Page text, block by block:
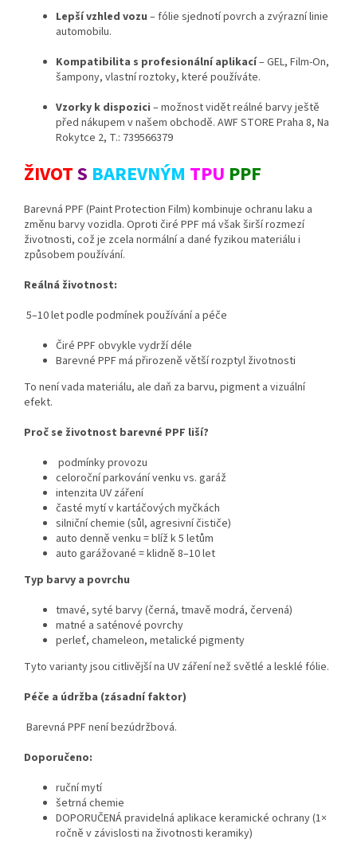
Lepší vzhled vozu – fólie sjednotí povrch a zvýrazní linie
automobilu.
Kompatibilita s profesionální aplikací– GEL, Film-On,
šampony, vlastní roztoky, které používáte.
Vzorky k dispozici – možnost vidět reálné barvy ještě
před nákupem v našem obchodě. AWF STORE Praha 8, Na
Rokytce 2, T.: 739566379
ŽIVOTS BAREVNÝM TPU PPF
Barevná PPF (Paint Protection Film) kombinuje ochranu laku a
změnu barvy vozidla. Oproti čiré PPF má však širší rozmezí
životnosti, což je zcela normální a dané fyzikou materiálu i
způsobem používání.
Reálná životnost:
5–10 let podle podmínek používání a péče
Čiré PPF obvykle vydrží déle
Barevné PPF má přirozeně větší rozptyl životnosti
To není vada materiálu, ale daň za barvu, pigment a vizuální
efekt.
Proč se životnost barevné PPF liší?
podmínky provozu
celoroční parkování venku vs. garáž
intenzita UV záření
časté mytí v kartáčových myčkách
silniční chemie (sůl, agresivní čističe)
auto denně venku = blíž k 5 letům
auto garážované = klidně 8–10 let
Typ barvy a povrchu
tmavé, syté barvy (černá, tmavě modrá, červená)
matné a saténové povrchy
perleť, chameleon, metalické pigmenty
Tyto varianty jsou citlivější na UV záření než světlé a lesklé fólie.
Péče a údržba (zásadní faktor)
Barevná PPF není bezúdržbová.
Doporučeno:
ruční mytí
šetrná chemie
DOPORUČENÁ pravidelná aplikace keramické ochrany (1×
ročně v závislosti na životnosti keramiky)